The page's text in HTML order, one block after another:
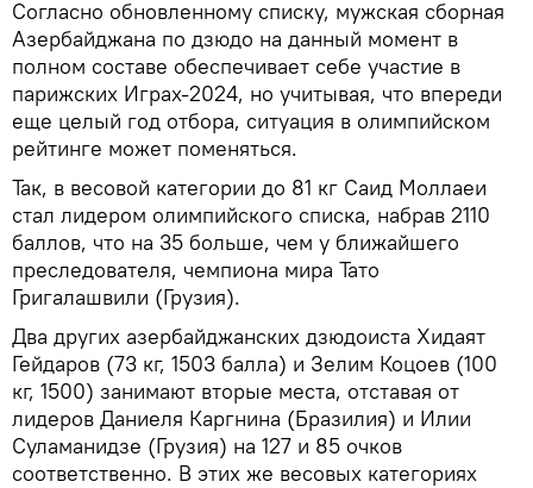
Согласно обновленному списку, мужская сборная
Азербайджана по дзюдо на данный момент в
полном составе обеспечивает себе участие в
парижских Играх-2024, но учитывая, что впереди
еще целый год отбора, ситуация в олимпийском
рейтинге может поменяться.
Так, в весовой категории до 81 кг Саид Моллаеи
стал лидером олимпийского списка, набрав 2110
баллов, что на 35 больше, чем у ближайшего
преследователя, чемпиона мира Тато
Григалашвили (Грузия).
Два других азербайджанских дзюдоиста Хидаят
Гейдаров (73 кг, 1503 балла) и Зелим Коцоев (100
кг, 1500) занимают вторые места, отставая от
лидеров Даниеля Каргнина (Бразилия) и Илии
Суламанидзе (Грузия) на 127 и 85 очков
соответственно. В этих же весовых категориях